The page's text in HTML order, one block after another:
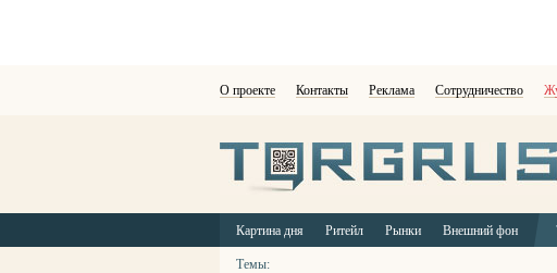
О проекте Контакты Реклама Сотрудничество
Картина дня Ритейл Рынки Внешний фон
Темы: